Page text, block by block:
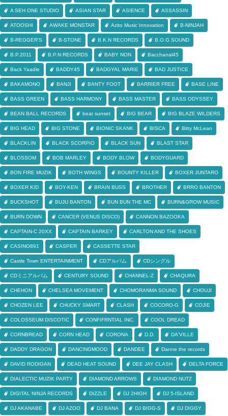
A SEH ONE STUDIO ASIAN STAR ASIENCE ASSASSIN
ATOOSHI AWAKE MONSTAR Azito Music Innovation B-NINJAH
B-REGGER'S B-STONE B.K.N RECORDS B.O.G SOUND
B.P.2011 B.P.N RECORDS BABY NON Bacchanal45
Back Yaadie BADDY45 BADGYAL MARIE BAD JUSTICE
BAKAMONO BANJI BANTY FOOT BARRIER FREE BASE LINE
BASS GREEN BASS HARMONY BASS MASTER BASS ODYSSEY
BEAN BALL RECORDS beat sunset BIG BEAR BIG BLAZE WILDERS
BIG HEAD BIG STONE BIONIC SKANK BISCA Bitty McLean
BLACKLIN BLACK SCORPIO BLACK SUN BLAST STAR
BLOSSOM BOB MARLEY BODY BLOW BODYGUARD
BON FIRE MUZIK BOTH WINGS BOUNTY KILLER BOXER JUNTARO
BOXER KID BOY-KEN BRAIN BUSS BROTHER BRRO BANTON
BUCKSHOT BUJU BANTON BUN BUN THE MC BURN&GROW MUSIC
BURN DOWN CANCER (VENUS DISCO) CANNON BAZOOKA
CAPTAIN-C 20XX CAPTAIN BARKEY CARLTON AND THE SHOES
CASINO891 CASPER CASSETTE STAR
Castle Town ENTERTAINMENT CDアルバム CDシングル
CDミニアルバム CENTURY SOUND CHANNEL-Z CHAQURA
CHEHON CHELSEA MOVEMENT CHOMORANMA SOUND CHOUJI
CHOZEN LEE CHUCKY SMART CLASH COCORO-G COJIE
COLOSSEUM DISCOTIC CONFIFRNTIAL INC. COOL DREAD
CORNBREAD CORN HEAD CORONA D.D. DA'VILLE
DADDY DRAGON DANCINGMOOD DANDEE Danne the records
DAVID RODIGAN DEAD HEAT SOUND DEE JAY CLASH DELTA FORCE
DIALECTIC MUZIK PARTY DIAMOND ARROWS DIAMOND NUTZ
DIGITAL NINJA RECORDS DIZZLE DJ 2HIGH DJ 5-ISLAND
DJ AKANABE DJ AZOO DJ BANA DJ BIGG-S DJ DIGGY